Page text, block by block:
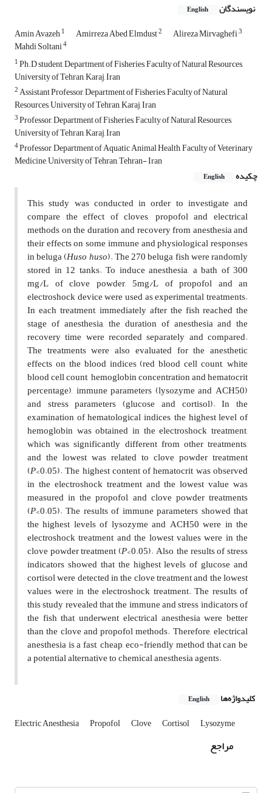
نویسندگان English
Amin Avazeh1 Amirreza Abed Elmdust2 Alireza Mirvaghefi3
Mahdi Soltani4
1Ph.D student, Department of Fisheries, Faculty of Natural Resources,
University of Tehran, Karaj, Iran
2Assistant Professor, Department of Fisheries, Faculty of Natural
Resources, University of Tehran, Karaj, Iran
3Professor, Department of Fisheries, Faculty of Natural Resources,
University of Tehran, Karaj, Iran
4Professor, Department of Aquatic Animal Health, Faculty of Veterinary
Medicine, University of Tehran, Tehran- Iran
چکیده
English
This study was conducted in order to investigate and
compare the effect of cloves, propofol and electrical
methods on the duration and recovery from anesthesia and
their effects on some immune and physiological responses
in beluga (Husohuso). The 270 beluga fish were randomly
stored in 12 tanks. To induce anesthesia, a bath of 300
mg/L of clove powder, 5mg/L of propofol and an
electroshock device were used as experimental treatments.
In each treatment, immediately after the fish reached the
stage of anesthesia, the duration of anesthesia and the
recovery time were recorded separately and compared.
The treatments were also evaluated for the anesthetic
effects on the blood indices (red blood cell count, white
blood cell count, hemoglobin concentration and hematocrit
percentage), immune parameters (lysozyme and ACH50)
and stress parameters (glucose and cortisol). In the
examination of hematological indices, the highest level of
hemoglobin was obtained in the electroshock treatment,
which was significantly different from other treatments,
and the lowest was related to clove powder treatment
(P<0.05). The highest content of hematocrit was observed
in the electroshock treatment and the lowest value was
measured in the propofol and clove powder treatments
(P<0.05). The results of immune parameters showed that
the highest levels of lysozyme and ACH50 were in the
electroshock treatment and the lowest values were in the
clove powder treatment (P<0.05). Also, the results of stress
indicators showed that the highest levels of glucose and
cortisol were detected in the clove treatment and the lowest
values were in the electroshock treatment. The results of
this study revealed that the immune and stress indicators of
the fish that underwent electrical anesthesia were better
than the clove and propofol methods. Therefore, electrical
anesthesia is a fast, cheap, eco-friendly method that can be
a potential alternative to chemical anesthesia agents.
کلیدواژه‌ها English
Electric Anesthesia Propofol Clove Cortisol Lysozyme
مراجع